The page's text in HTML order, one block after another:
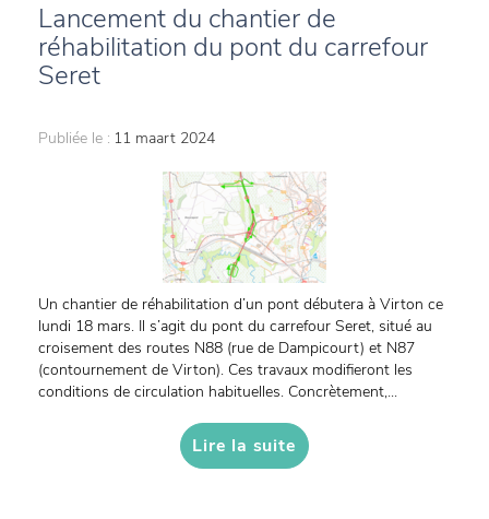
Lancement du chantier de
réhabilitation du pont du carrefour
Seret
Publiée le : 11 maart 2024
Un chantier de réhabilitation d’un pont débutera à Virton ce
lundi 18 mars. Il s’agit du pont du carrefour Seret, situé au
croisement des routes N88 (rue de Dampicourt) et N87
(contournement de Virton). Ces travaux modifieront les
conditions de circulation habituelles. Concrètement,...
Lire la suite